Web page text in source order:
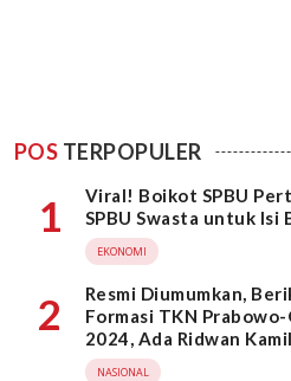
POS TERPOPULER
1
Viral! Boikot SPBU
SPBU Swasta untuk Isi
EKONOMI
2
Resmi Diumumkan,
Formasi TKN
2024, Ada Ridwan
Wahid
NASIONAL